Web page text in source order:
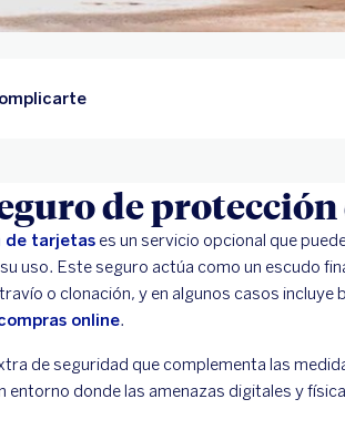
de
de tarjetas es un servicio opcional que
uso. Este seguro actúa como un escudo
o clonación, y en algunos casos incluye
online.
de seguridad que complementa las
entorno donde las amenazas digitales y